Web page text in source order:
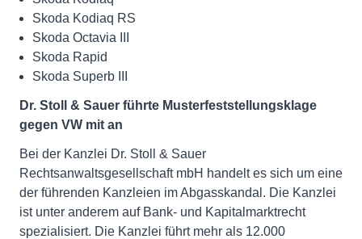
Skoda Kodiaq RS
Skoda Octavia III
Skoda Rapid
Skoda Superb III
Dr. Stoll & Sauer führte Musterfeststellungsklage
gegen VW mit an
Bei der Kanzlei Dr. Stoll & Sauer
Rechtsanwaltsgesellschaft mbH handelt es sich um eine
der führenden Kanzleien im Abgasskandal. Die Kanzlei
ist unter anderem auf Bank- und Kapitalmarktrecht
spezialisiert. Die Kanzlei führt mehr als 12.000